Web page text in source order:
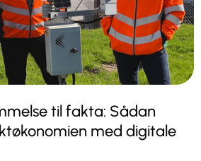
til fakta: Sådan
med digitale